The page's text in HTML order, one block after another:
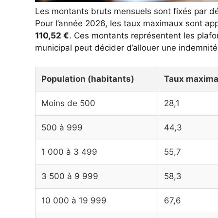
Les montants bruts mensuels sont fixés par
Pour l’année 2026, les taux maximaux sont
110,52 €. Ces montants représentent les
municipal peut décider d’allouer une
Population (habitants) Taux
Moins de 500 28,1
500 à 999 44,3
1 000 à 3 499 55,7
3 500 à 9 999 58,3
10 000 à 19 999 67,6